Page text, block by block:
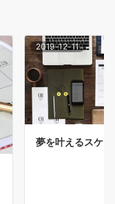
2019-12-11
夢を叶えるスケ